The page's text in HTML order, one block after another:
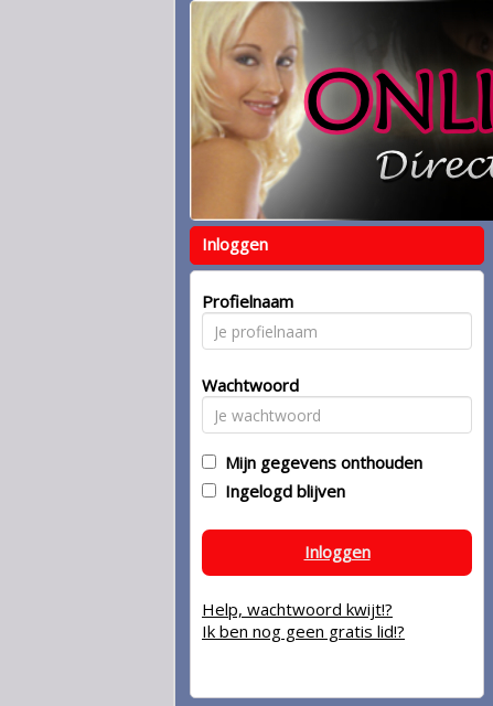
Inloggen
Profielnaam
Wachtwoord
Mijn gegevens onthouden
Ingelogd blijven
Inloggen
Help, wachtwoord kwijt!?
Ik ben nog geen gratis lid!?